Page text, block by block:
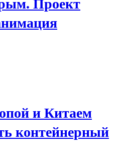
Проект
и Китаем
контейнерный